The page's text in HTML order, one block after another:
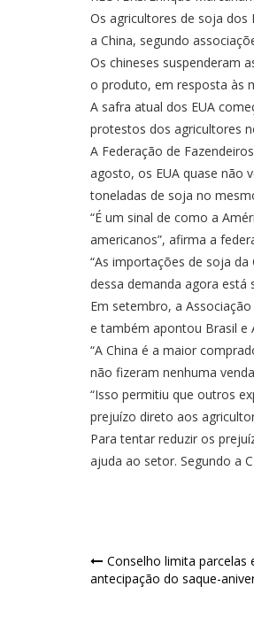
Os agricultores de soja dos
a China, segundo
Os chineses suspenderam
o produto, em resposta às
A safra atual dos EUA
protestos dos agricultores
A Federação de
agosto, os EUA quase não
toneladas de soja no
“É um sinal de como a
americanos”, afirma a
“As importações de soja
dessa demanda agora está
Em setembro, a
e também apontou Brasil e
“A China é a maior
não fizeram nenhuma
“Isso permitiu que outros
prejuízo direto aos
Para tentar reduzir os
ajuda ao setor. Segundo a
Navegação
Conselho limita parcelas
antecipação do saque-